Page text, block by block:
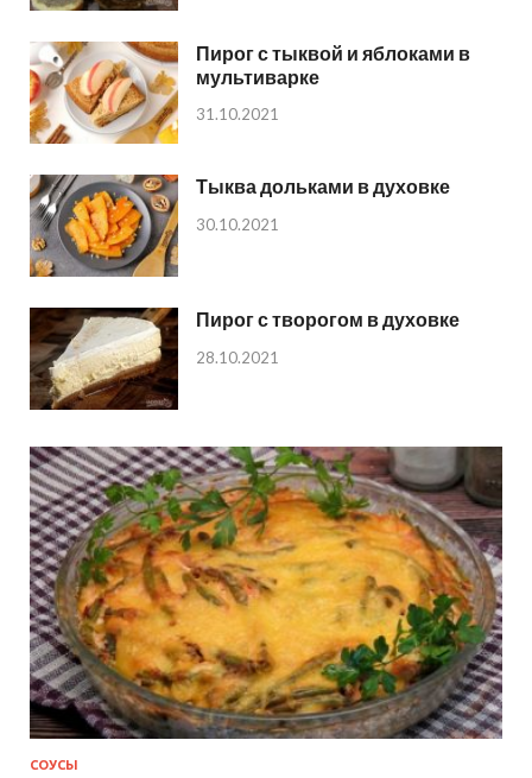
Пирог с тыквой и яблоками в
мультиварке
31.10.2021
Тыква дольками в духовке
30.10.2021
Пирог с творогом в духовке
28.10.2021
СОУСЫ